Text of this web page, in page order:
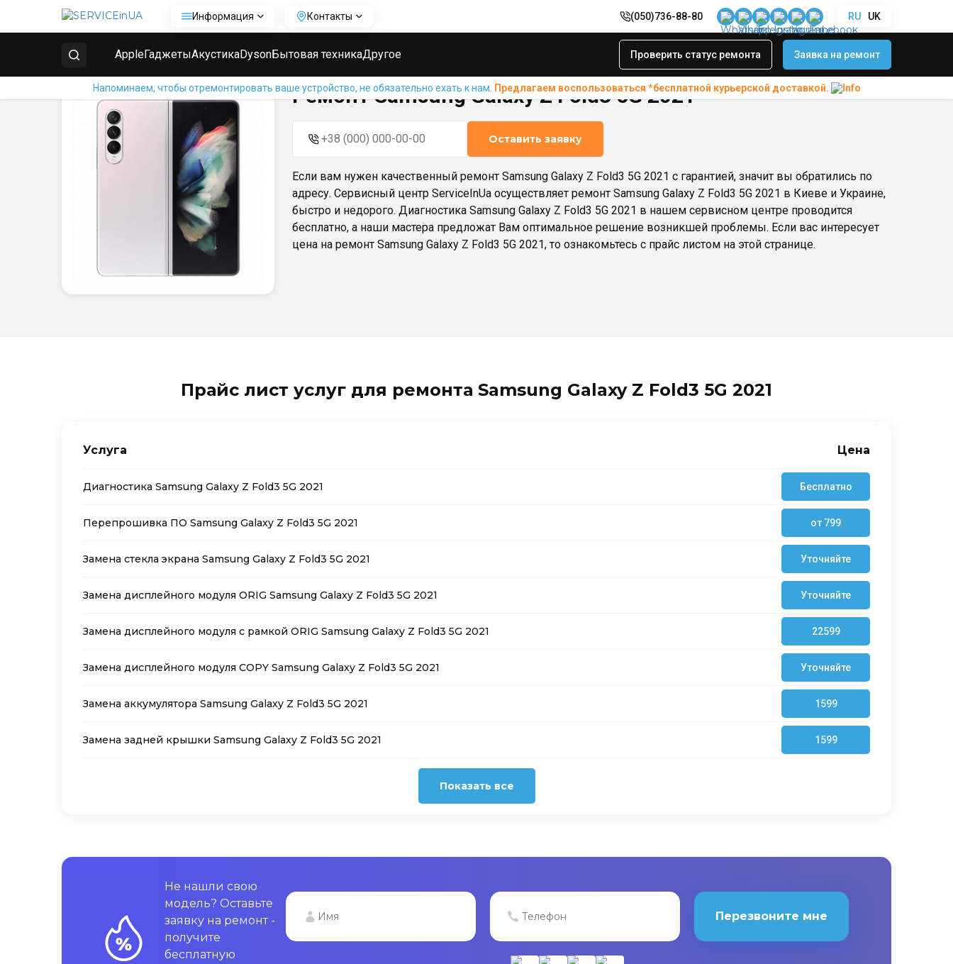
Информация Контакты (050)736-88-80 RU UK
AppleГаджетыАкустикаDysonБытовая техникаДругое Проверить статус ремонта Заявка на ремонт
Напоминаем, чтобы отремонтировать ваше устройство, не обязательно ехать к нам. Предлагаем воспользоваться *бесплатной курьерской доставкой.
Главная Ремонт телефонов Samsung Ремонт Samsung Galaxy Z Fold3 5G 2021
Ремонт Samsung Galaxy Z Fold3 5G 2021
Оставить заявку
Если вам нужен качественный ремонт Samsung Galaxy Z Fold3 5G 2021 с гарантией, значит вы обратились по
адресу. Сервисный центр ServiceInUa осуществляет ремонт Samsung Galaxy Z Fold3 5G 2021 в Киеве и Украине,
быстро и недорого. Диагностика Samsung Galaxy Z Fold3 5G 2021 в нашем сервисном центре проводится
бесплатно, а наши мастера предложат Вам оптимальное решение возникшей проблемы. Если вас интересует
цена на ремонт Samsung Galaxy Z Fold3 5G 2021, то ознакомьтесь с прайс листом на этой странице.
Прайс лист услуг для ремонта Samsung Galaxy Z Fold3 5G 2021
Услуга Цена
Диагностика Samsung Galaxy Z Fold3 5G 2021 Бесплатно
Перепрошивка ПО Samsung Galaxy Z Fold3 5G 2021 от 799
Замена стекла экрана Samsung Galaxy Z Fold3 5G 2021 Уточняйте
Замена дисплейного модуля ORIG Samsung Galaxy Z Fold3 5G 2021 Уточняйте
Замена дисплейного модуля с рамкой ORIG Samsung Galaxy Z Fold3 5G 2021 22599
Замена дисплейного модуля COPY Samsung Galaxy Z Fold3 5G 2021 Уточняйте
Замена аккумулятора Samsung Galaxy Z Fold3 5G 2021 1599
Замена задней крышки Samsung Galaxy Z Fold3 5G 2021 1599
Показать все
Не нашли свою
модель? Оставьте
заявку на ремонт -
получите
бесплатную
Перезвоните мне